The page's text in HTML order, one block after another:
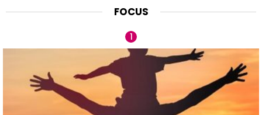
FOCUS